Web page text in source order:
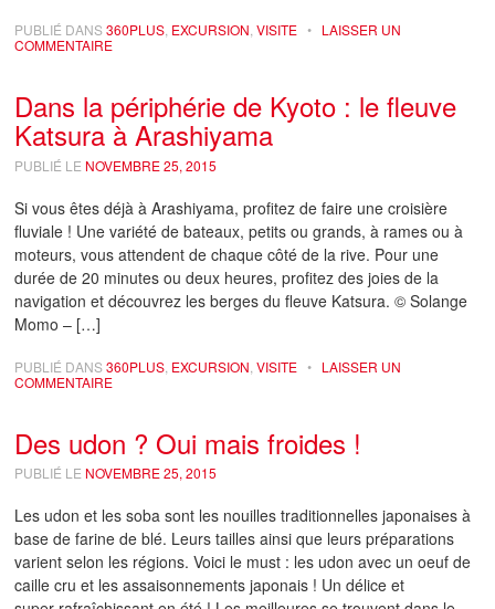
PUBLIÉ DANS360PLUS, EXCURSION,VISITE • LAISSER UN
COMMENTAIRE
Dans la périphérie de Kyoto : le fleuve
Katsura à Arashiyama
PUBLIÉ LE NOVEMBRE 25, 2015
Si vous êtes déjà à Arashiyama, profitez de faire une croisière
fluviale ! Une variété de bateaux, petits ou grands, à rames ou à
moteurs, vous attendent de chaque côté de la rive. Pour une
durée de 20 minutes ou deux heures, profitez des joies de la
navigation et découvrez les berges du fleuve Katsura. © Solange
Momo – […]
PUBLIÉ DANS360PLUS EXCURSION ,VISITE • LAISSER UN
COMMENTAIRE
Des udon ? Oui mais froides !
PUBLIÉ LE NOVEMBRE 25, 2015
Les udon et les soba sont les nouilles traditionnelles japonaises à
base de farine de blé. Leurs tailles ainsi que leurs préparations
varient selon les régions. Voici le must : les udon avec un oeuf de
caille cru et les assaisonnements japonais ! Un délice et